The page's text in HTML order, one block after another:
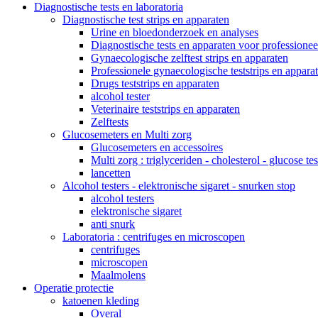
Diagnostische tests en laboratoria
Diagnostische test strips en apparaten
Urine en bloedonderzoek en analyses
Diagnostische tests en apparaten voor
Gynaecologische zelftest strips en apparaten
Professionele gynaecologische teststrips en
Drugs teststrips en apparaten
alcohol tester
Veterinaire teststrips en apparaten
Zelftests
Glucosemeters en Multi zorg
Glucosemeters en accessoires
Multi zorg : triglyceriden - cholesterol - glucose
lancetten
Alcohol testers - elektronische sigaret - snurken stop
alcohol testers
elektronische sigaret
anti snurk
Laboratoria : centrifuges en microscopen
centrifuges
microscopen
Maalmolens
Operatie protectie
katoenen kleding
Overal